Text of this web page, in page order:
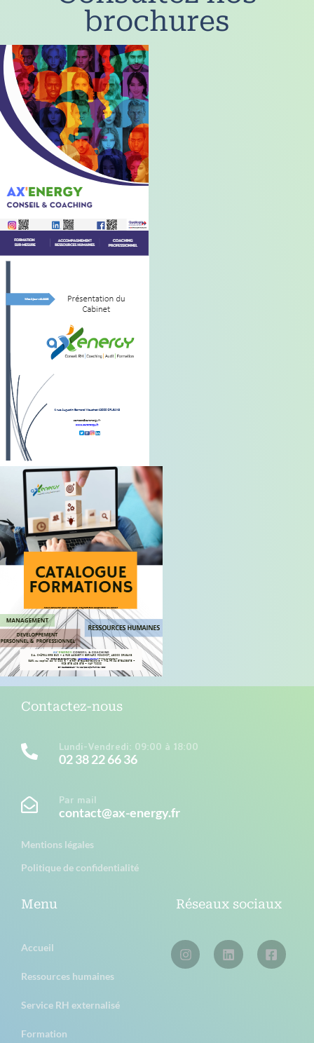
brochures
Plaquette commerciale
Présentation du cabinet
Contactez-nous
Lundi-Vendredi: 09:00 à 18:00
02 38 22 66 36
Par mail
contact@ax-energy.fr
Mentions légales
Politique de confidentialité
Menu
Accueil
Ressources humaines
Service RH externalisé
Formation
Réseaux sociaux